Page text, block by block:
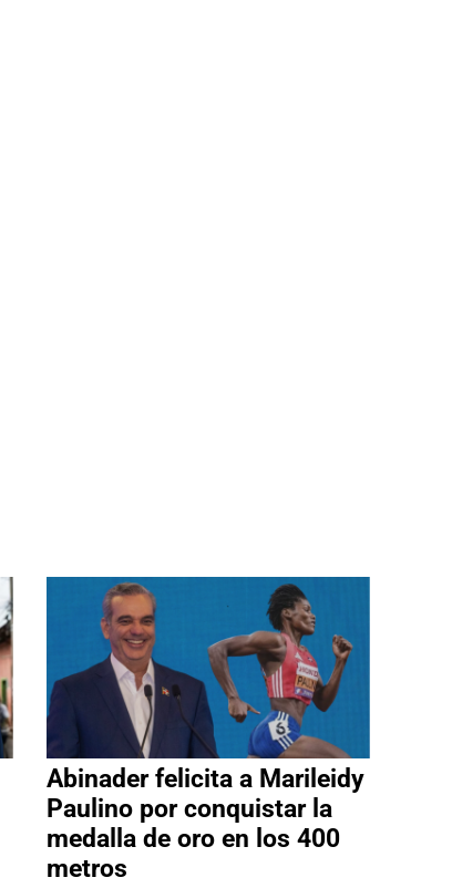
Abinader felicita a Marileidy
Paulino por conquistar la
medalla de oro en los 400
metros